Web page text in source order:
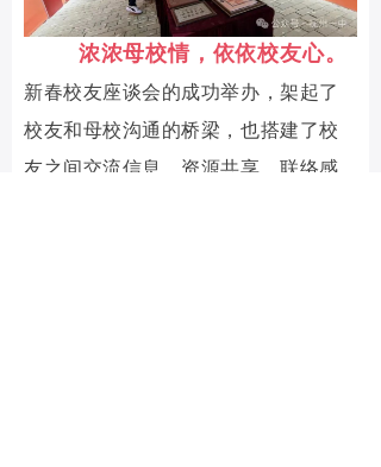
浓浓母校情，依依校友心。
新春校友座谈会的成功举办 ，架起了
校友和母校沟通的桥梁，也搭建了校
友之间交流信息、资源共享、联络感